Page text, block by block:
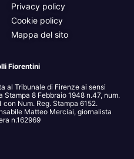
Privacy policy
Cookie policy
Mappa del sito
Fiorentini
al Tribunale di Firenze ai sensi
Stampa 8 Febbraio 1948 n.47, num.
con Num. Reg. Stampa 6152.
Matteo Merciai, giornalista
n.162969